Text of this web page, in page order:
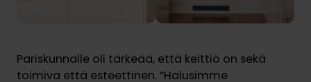
Pariskunnalle oli tärkeää, että keittiö on sekä
toimiva että esteettinen. ”Halusimme